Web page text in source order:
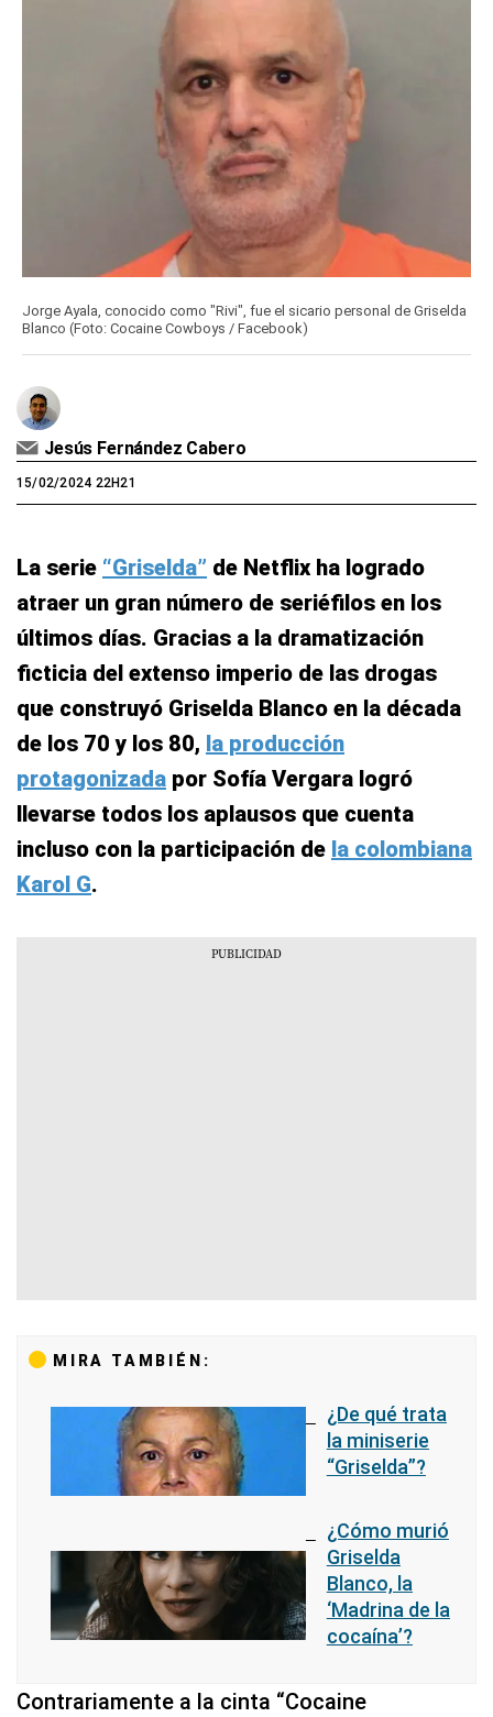
Jorge Ayala, conocido como "Rivi", fue el sicario personal de Griselda
Blanco (Foto: Cocaine Cowboys / Facebook)
Jesús Fernández Cabero
15/02/2024 22H21
La serie “Griselda” de Netflix ha logrado
atraer un gran número de seriéfilos en los
últimos días. Gracias a la dramatización
ficticia del extenso imperio de las drogas
que construyó Griselda Blanco en la década
de los 70 y los 80, la producción
protagonizada por Sofía Vergara logró
llevarse todos los aplausos que cuenta
incluso con la participación de la colombiana
Karol G.
MIRA TAMBIÉN:
¿De qué trata
la miniserie
“Griselda”?
¿Cómo murió
Griselda
Blanco, la
‘Madrina de la
cocaína’?
Contrariamente a la cinta “Cocaine